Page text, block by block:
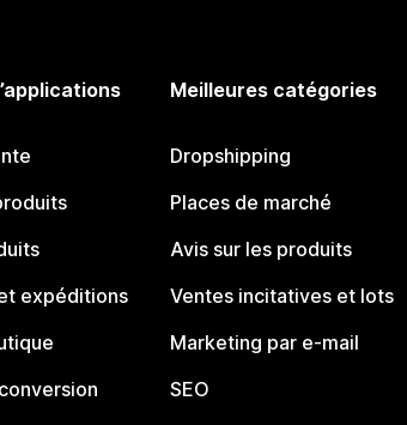
expéditions
Meilleures catégories
Dropshipping
Places de marché
Avis sur les produits
Ventes incitatives et lots
Marketing par e-mail
SEO